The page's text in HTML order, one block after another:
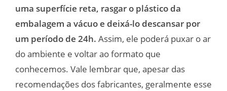
uma superfície reta, rasgar o plástico da
embalagem a vácuo e deixá-lo descansar por
um período de 24h. Assim, ele poderá puxar o ar
do ambiente e voltar ao formato que
conhecemos. Vale lembrar que, apesar das
recomendações dos fabricantes, geralmente esse